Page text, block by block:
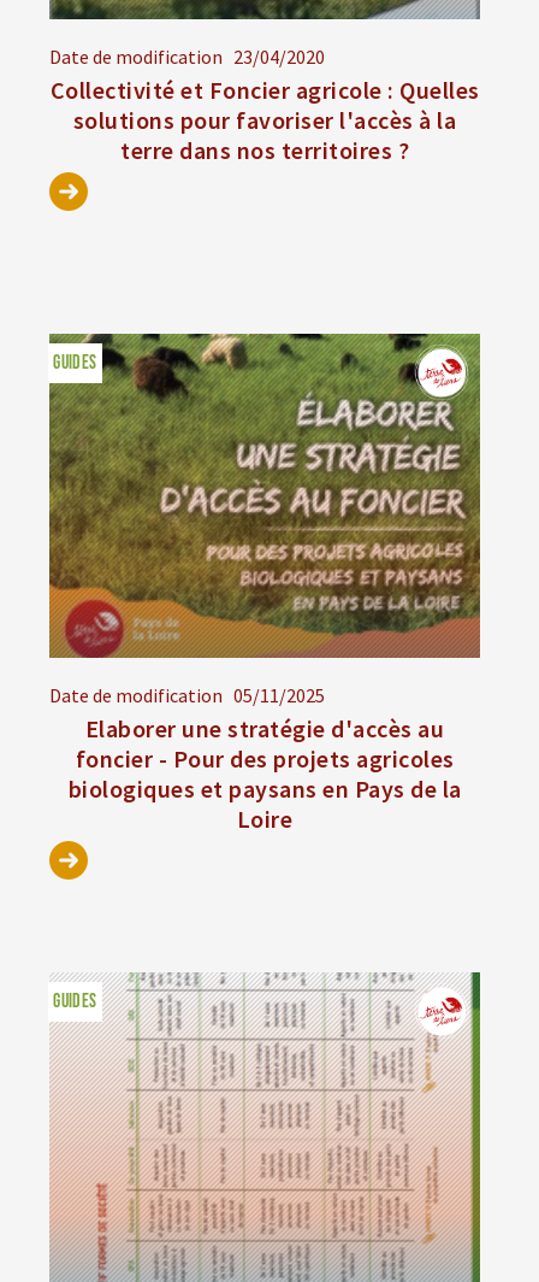
Date de modification 23/04/2020
Collectivité et Foncier agricole : Quelles
solutions pour favoriser l'accès à la
terre dans nos territoires ?
Date de modification 05/11/2025
Elaborer une stratégie d'accès au
foncier - Pour des projets agricoles
biologiques et paysans en Pays de la
Loire
GUIDES
GUIDES